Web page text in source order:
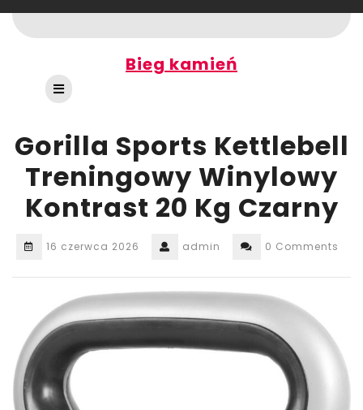
to
content
Bieg kamień
Open
Button
Gorilla Sports Kettlebell
Treningowy Winylowy
Kontrast 20 Kg Czarny
16 czerwca 2026 admin 0 Comments